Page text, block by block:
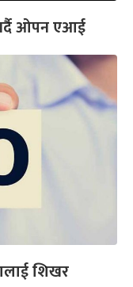
ओपन एआई
शिखर